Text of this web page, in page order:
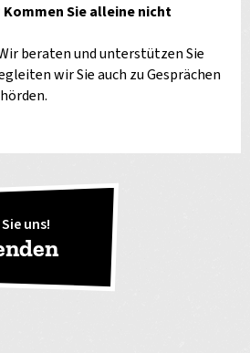
Kommen Sie alleine nicht
beraten und unterstützen Sie
wir Sie auch zu Gesprächen
uns!